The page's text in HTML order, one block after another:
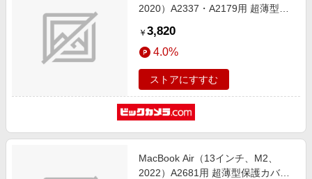
2020）A2337・A2179用 超薄型保
ー LG-MCAR13-ST-BL
￥ 3,820
4.0%
ストアにすすむ
MacBook Air（13インチ、M2、
2022）A2681用 超薄型保護カバー